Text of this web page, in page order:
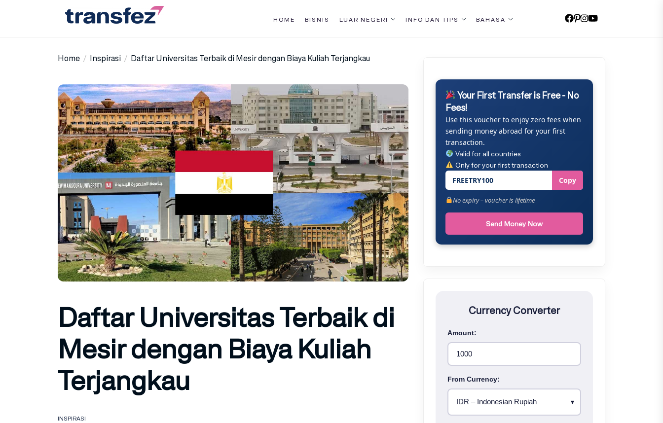
HOME BISNIS LUAR NEGERI INFO DAN TIPS BAHASA
Home Inspirasi Daftar Universitas Terbaik di Mesir dengan Biaya Kuliah Terjangkau
Daftar Universitas Terbaik di
Mesir dengan Biaya Kuliah
Terjangkau
INSPIRASI
Your First Transfer is Free - No
Fees!
Use this voucher to enjoy zero fees when
sending money abroad for your first
transaction.
Valid for all countries
Only for your first transaction
FREETRY100 Copy
No expiry – voucher is lifetime
Send Money Now
Currency Converter
Amount:
From Currency: